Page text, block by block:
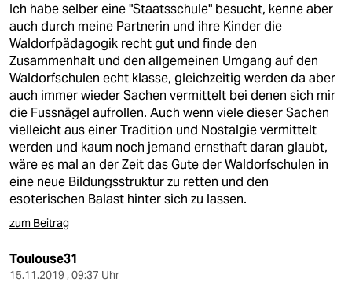
Ich habe selber eine "Staatsschule" besucht, kenne aber
auch durch meine Partnerin und ihre Kinder die
Waldorfpädagogik recht gut und finde den
Zusammenhalt und den allgemeinen Umgang auf den
Waldorfschulen echt klasse, gleichzeitig werden da aber
auch immer wieder Sachen vermittelt bei denen sich mir
die Fussnägel aufrollen. Auch wenn viele dieser Sachen
vielleicht aus einer Tradition und Nostalgie vermittelt
werden und kaum noch jemand ernsthaft daran glaubt,
wäre es mal an der Zeit das Gute der Waldorfschulen in
eine neue Bildungsstruktur zu retten und den
esoterischen Balast hinter sich zu lassen.
zum Beitrag
Toulouse31
15.11.2019 , 09:37 Uhr